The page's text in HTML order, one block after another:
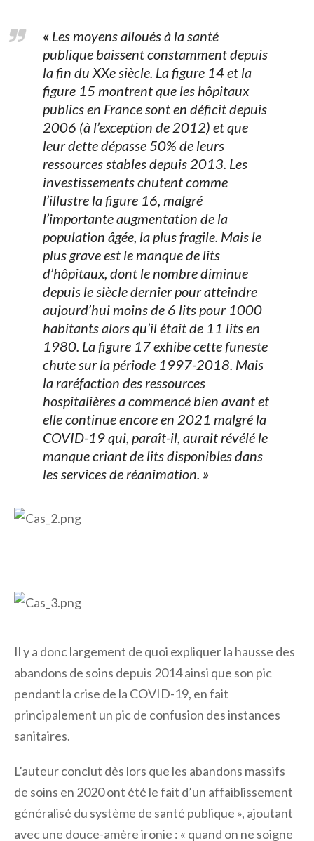
« Les moyens alloués à la santé
publique baissent constamment depuis
la fin du XXesiècle. La figure 14 et la
figure 15 montrent que les hôpitaux
publics en France sont en déficit depuis
2006 (à l’exception de 2012) et que
leur dette dépasse 50% de leurs
ressources stables depuis 2013. Les
investissements chutent comme
l’illustre la figure 16, malgré
l’importante augmentation de la
population âgée, la plus fragile. Mais le
plus grave est le manque de lits
d’hôpitaux, dont le nombre diminue
depuis le siècle dernier pour atteindre
aujourd’hui moins de 6 lits pour 1000
habitants alors qu’il était de 11 lits en
1980. La figure 17 exhibe cette funeste
chute sur la période 1997-2018. Mais
la raréfaction des ressources
hospitalières a commencé bien avant et
elle continue encore en 2021 malgré la
COVID-19 qui, paraît-il, aurait révélé le
manque criant de lits disponibles dans
les services de réanimation. »
Il y a donc largement de quoi expliquer la hausse des
abandons de soins depuis 2014 ainsi que son pic
pendant la crise de la COVID-19, en fait
principalement un pic de confusion des instances
sanitaires.
L’auteur conclut dès lors que les abandons massifs
de soins en 2020 ont été le fait d’un affaiblissement
généralisé du système de santé publique », ajoutant
avec une douce-amère ironie : « quand on ne soigne